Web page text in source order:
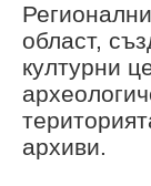
област,
културни
архиви.